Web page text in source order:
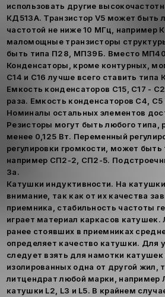
использовать другие
КД513А. Транзистор V5 может
частотой не ниже 10 МГц,
маломощные транзисторы
быть типа П28, МП39Б. Вместо
Конденсаторы, кроме контурных,
С14 и С16 лучше всего ставить типа
Емкость конденсаторов С15, С17 -
раза. Емкость конденсаторов С4,
Номиналы остальных элементов
Резисторы могут быть любого
менее 0,125 Вт. Переменный
регулировки громкости, может
например СП2-2, СП2-5.
3а.
Катушки индуктивности. На
внимание, так как от их качества
приемника, стабильность частоты
играет материал каркасов
ранее стоявших в приемниках
определяет качество катушки. Для
следует взять для намотки
изолированных одна от другой
литцендрат любой марки,
катушки L2, L3 и L5. В крайнем